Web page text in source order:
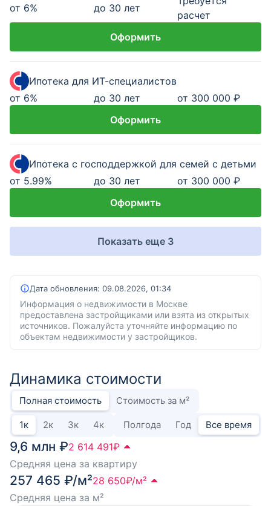
от 6% до 30 лет
расчет
Оформить
Ипотека для ИТ-специалистов
от 6% до 30 лет
от 300 000 ₽
Оформить
Ипотека с господдержкой для семей с детьми
от 5.99% до 30 лет
от 300 000 ₽
Оформить
Показать еще 3
Дата обновления: 09.08.2026, 01:34
Информация о недвижимости в Москве
предоставлена застройщиками или взята из открытых
источников. Пожалуйста уточняйте информацию по
объектам недвижимости у застройщиков.
Динамика стоимости
Полная стоимость Стоимость за м²
1к 2к 3к 4к Полгода Год Все время
9,6 млн ₽2 614 491₽
Средняя цена за квартиру
257 465 ₽/м²28 650₽/м²
Средняя цена за м²